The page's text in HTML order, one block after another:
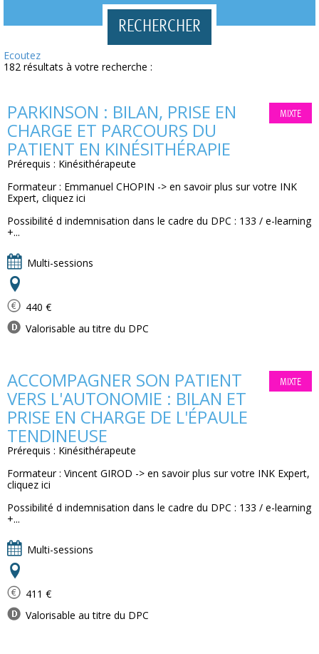
Ecoutez
182 résultats à votre recherche :
MIXTE
PARKINSON : BILAN, PRISE EN
CHARGE ET PARCOURS DU
PATIENT EN KINÉSITHÉRAPIE
Prérequis : Kinésithérapeute
Formateur : Emmanuel CHOPIN -> en savoir plus sur votre INK
Expert, cliquez ici
Possibilité d indemnisation dans le cadre du DPC : 133 / e-learning
+...
Multi-sessions
440 €
Valorisable au titre du DPC
MIXTE
ACCOMPAGNER SON PATIENT
VERS L'AUTONOMIE : BILAN ET
PRISE EN CHARGE DE L'ÉPAULE
TENDINEUSE
Prérequis : Kinésithérapeute
Formateur : Vincent GIROD -> en savoir plus sur votre INK Expert,
cliquez ici
Possibilité d indemnisation dans le cadre du DPC : 133 / e-learning
+...
Multi-sessions
411 €
Valorisable au titre du DPC